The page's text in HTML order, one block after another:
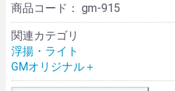
商品コード： gm-915
関連カテゴリ
浮揚・ライト
GMオリジナル＋